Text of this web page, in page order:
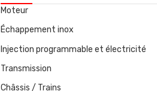
Moteur
Échappement inox
Injection programmable et électricité
Transmission
Châssis / Trains